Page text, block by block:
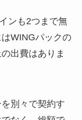
ンも2つまで無
WINGパックの
出費はありま
別々で契約す